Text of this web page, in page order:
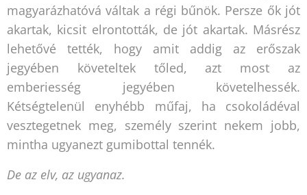
magyarázhatóvá váltak a régi bűnök. Persze ők jót
akartak, kicsit elrontották, de jót akartak. Másrész
lehetővé tették, hogy amit addig az erőszak
jegyében követeltek tőled, azt most az
emberiesség jegyében követelhessék.
Kétségtelenül enyhébb műfaj, ha csokoládéval
vesztegetnek meg, személy szerint nekem jobb,
mintha ugyanezt gumibottal tennék.
De az elv, az ugyanaz.